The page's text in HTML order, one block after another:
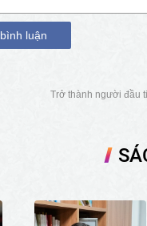
luận
Trở thành người đầu